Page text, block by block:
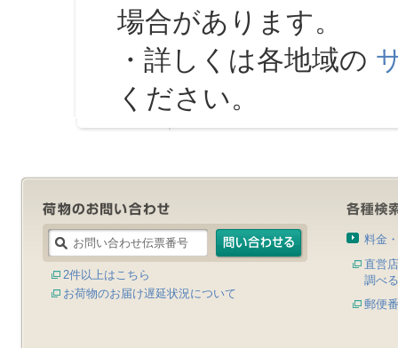
場合があります。
・詳しくは各地域の
ください。
2件以上はこちら
お荷物のお届け遅延状況について
料金
直営
調べる
郵便